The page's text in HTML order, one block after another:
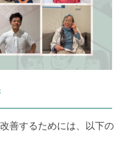
善するためには、以下の